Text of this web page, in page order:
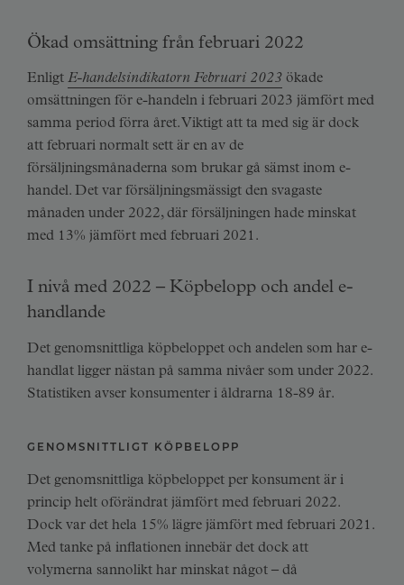
Ökad omsättning från februari 2022
Enligt E-handelsindikatorn Februari 2023 ökade
omsättningen för e-handeln i februari 2023 jämfört med
samma period förra året. Viktigt att ta med sig är dock
att februari normalt sett är en av de
försäljningsmånaderna som brukar gå sämst inom e-
handel. Det var försäljningsmässigt den svagaste
månaden under 2022, där försäljningen hade minskat
med 13% jämfört med februari 2021.
I nivå med 2022 – Köpbelopp och andel e-
handlande
Det genomsnittliga köpbeloppet och andelen som har e-
handlat ligger nästan på samma nivåer som under 2022.
Statistiken avser konsumenter i åldrarna 18-89 år.
GENOMSNITTLIGT KÖPBELOPP
Det genomsnittliga köpbeloppet per konsument är i
princip helt oförändrat jämfört med februari 2022.
Dock var det hela 15% lägre jämfört med februari 2021.
Med tanke på inflationen innebär det dock att
volymerna sannolikt har minskat något – då